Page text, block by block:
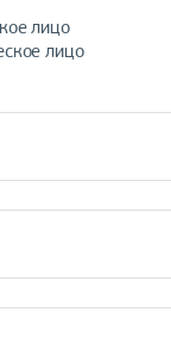
лицо
лицо